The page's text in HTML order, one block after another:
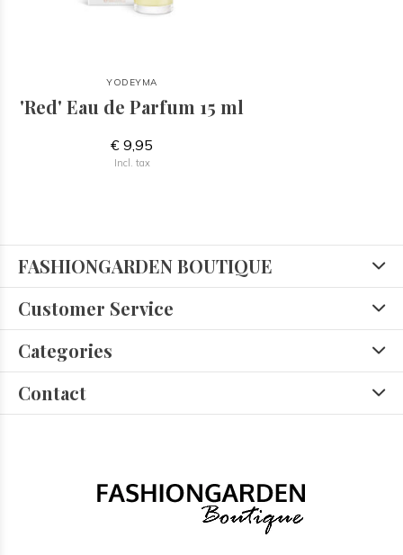
YODEYMA
'Red' Eau de Parfum 15 ml
€ 9,95
Incl. tax
FASHIONGARDEN BOUTIQUE
Customer Service
Categories
Contact